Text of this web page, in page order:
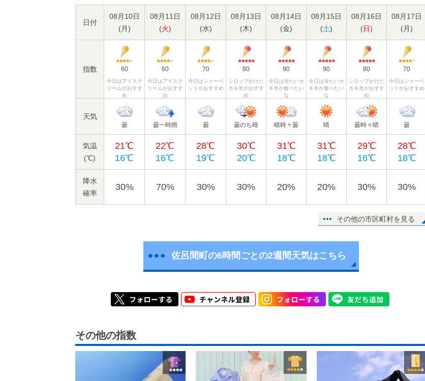
日付
08月10日
(月)
08月11日
(火)
08月12日
(水)
08月13日
(木)
08月14日
(金)
08月15日
(土)
08月16日
(日)
08月17日
(月)
指数 60
今日はアイスク
リームがおすす
め
60
今日はアイスク
リームがおすす
め
70
今日はシャーベ
ットがおすすめ
80
シロップかけた
カキ氷がおすす
め
90
今日は冷たいカ
キ氷が食べたい
な
90
今日は冷たいカ
キ氷が食べたい
な
80
シロップかけた
カキ氷がおすす
め
70
今日はシャーベ
ットがおすすめ
天気
曇 曇一時雨 曇 曇のち晴 晴時々曇 晴 曇時々晴 曇
気温
(℃)
21℃
16℃
22℃
16℃
28℃
19℃
30℃
20℃
31℃
18℃
31℃
18℃
29℃
16℃
28℃
18℃
降水
確率
30% 70% 30% 30% 20% 20% 30% 30%
その他の市区町村を見る
佐呂間町の6時間ごとの2週間天気はこちら
その他の指数